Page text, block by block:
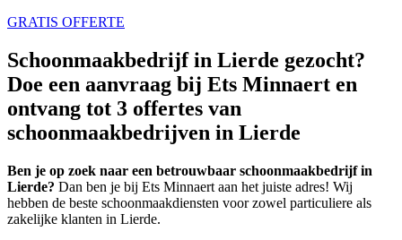
GRATIS OFFERTE
Schoonmaakbedrijf in Lierde gezocht?
Doe een aanvraag bij Ets Minnaert en
ontvang tot 3 offertes van
schoonmaakbedrijven in Lierde
Ben je op zoek naar een betrouwbaar schoonmaakbedrijf in
Lierde? Dan ben je bij Ets Minnaert aan het juiste adres! Wij
hebben de beste schoonmaakdiensten voor zowel particuliere als
zakelijke klanten in Lierde.